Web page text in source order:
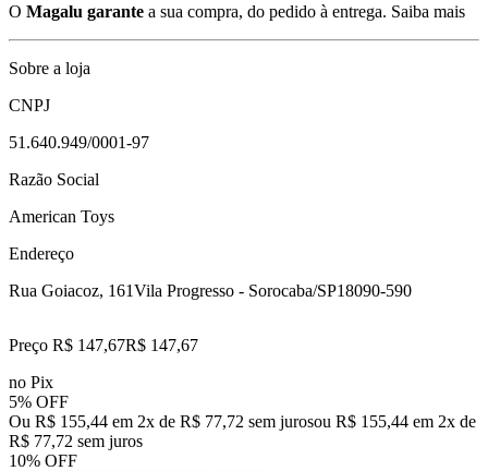
O Magalu garante a sua compra, do pedido à entrega. Saiba mais
Sobre a loja
CNPJ
51.640.949/0001-97
Razão Social
American Toys
Endereço
Rua Goiacoz, 161Vila Progresso - Sorocaba/SP18090-590
Preço R$ 147,67R$ 147,67
no Pix
5% OFF
Ou R$ 155,44 em 2x de R$ 77,72 sem jurosou R$ 155,44 em 2x de
R$ 77,72 sem juros
10% OFF